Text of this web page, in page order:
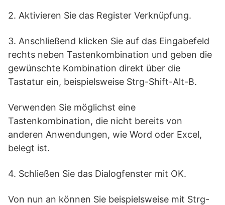
2. Aktivieren Sie das Register Verknüpfung.
3. Anschließend klicken Sie auf das Eingabefeld
rechts neben Tastenkombination und geben die
gewünschte Kombination direkt über die
Tastatur ein, beispielsweise Strg-Shift-Alt-B.
Verwenden Sie möglichst eine
Tastenkombination, die nicht bereits von
anderen Anwendungen, wie Word oder Excel,
belegt ist.
4. Schließen Sie das Dialogfenster mit OK.
Von nun an können Sie beispielsweise mit Strg-